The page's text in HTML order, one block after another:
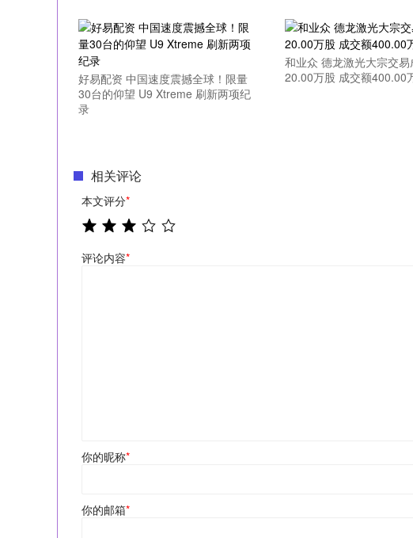
好易配资 中国速度震撼全球！限量
30台的仰望 U9 Xtreme 刷新两项纪
录
和业众 德龙激光大宗交易
20.00万股 成交额400.00
相关评论
本文评分*
评论内容*
你的昵称*
你的邮箱*